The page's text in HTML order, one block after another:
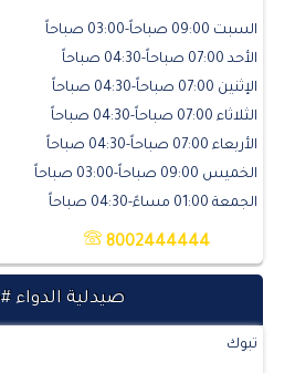
السبت 09:00 صباحاً-03:00 صباحاً
الأحد 07:00 صباحاً-04:30 صباحاً
الإثنين 07:00 صباحاً-04:30 صباحاً
الثلاثاء 07:00 صباحاً-04:30 صباحاً
الأربعاء 07:00 صباحاً-04:30 صباحاً
الخميس 09:00 صباحاً-03:00 صباحاً
الجمعة 01:00 مساءً-04:30 صباحاً
8002444444
صيدلية الدواء #453
تبوك